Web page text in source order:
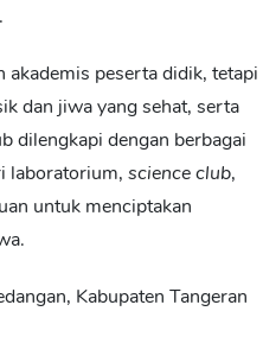
akademis peserta didik, tetapi
dan jiwa yang sehat, serta
dilengkapi dengan berbagai
laboratorium, science club,
untuk menciptakan
Kabupaten Tangeran